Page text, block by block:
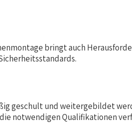
bringt auch
geschult und weitergebildet
notwendigen Qualifikationen